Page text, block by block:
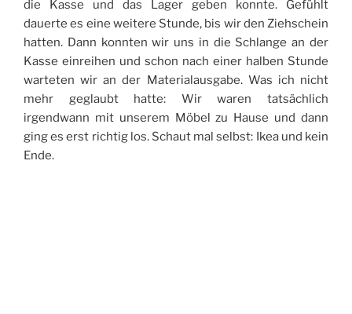
die Kasse und das Lager geben konnte. Gefühlt
dauerte es eine weitere Stunde, bis wir den Ziehschein
hatten. Dann konnten wir uns in die Schlange an der
Kasse einreihen und schon nach einer halben Stunde
warteten wir an der Materialausgabe. Was ich nicht
mehr geglaubt hatte: Wir waren tatsächlich
irgendwann mit unserem Möbel zu Hause und dann
ging es erst richtig los. Schaut mal selbst: Ikea und kein
Ende.